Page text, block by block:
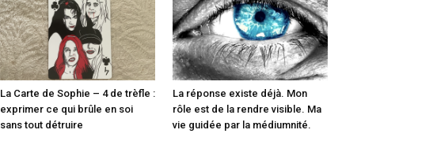
La Carte de Sophie – 4 de trèfle :
exprimer ce qui brûle en soi
sans tout détruire
La réponse existe déjà. Mon
rôle est de la rendre visible. Ma
vie guidée par la médiumnité.